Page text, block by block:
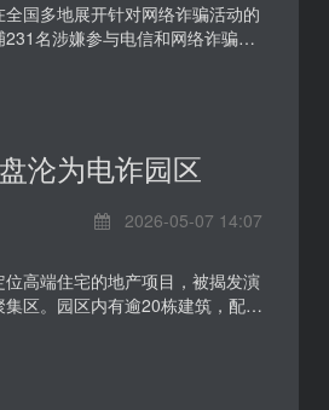
国多地展开针对网络诈骗活动的
名涉嫌参与电信和网络诈骗的
沦为电诈园区
2026-05-07 14:07
高端住宅的地产项目，被揭发演
区。园区内有逾20栋建筑，配套